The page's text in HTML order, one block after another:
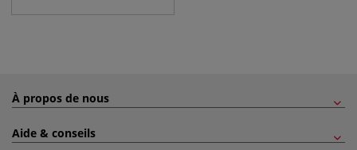
À propos de nous
Aide & conseils